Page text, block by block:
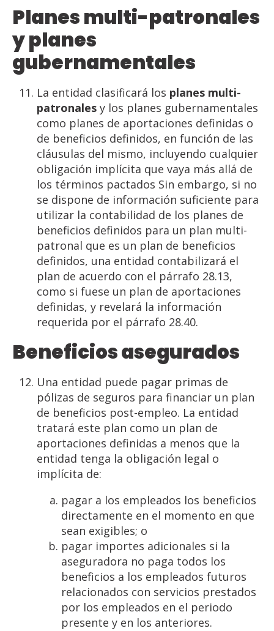
Planes multi-patronales
y planes
gubernamentales
La entidad clasificará los planes multi-
patronales y los planes gubernamentales
como planes de aportaciones definidas o
de beneficios definidos, en función de las
cláusulas del mismo, incluyendo cualquier
obligación implícita que vaya más allá de
los términos pactados Sin embargo, si no
se dispone de información suficiente para
utilizar la contabilidad de los planes de
beneficios definidos para un plan multi-
patronal que es un plan de beneficios
definidos, una entidad contabilizará el
plan de acuerdo con el párrafo 28.13,
como si fuese un plan de aportaciones
definidas, y revelará la información
requerida por el párrafo 28.40.
Beneficios asegurados
Una entidad puede pagar primas de
pólizas de seguros para financiar un plan
de beneficios post-empleo. La entidad
tratará este plan como un plan de
aportaciones definidas a menos que la
entidad tenga la obligación legal o
implícita de:
pagar a los empleados los beneficios
directamente en el momento en que
sean exigibles; o
pagar importes adicionales si la
aseguradora no paga todos los
beneficios a los empleados futuros
relacionados con servicios prestados
por los empleados en el periodo
presente y en los anteriores.